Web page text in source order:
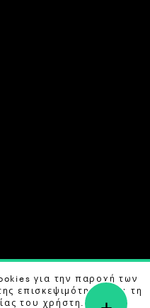
RESERVED.
BYB LABS
για την παροχή των
επισκεψιμότητας και τη
του χρήστη. Μάθετε